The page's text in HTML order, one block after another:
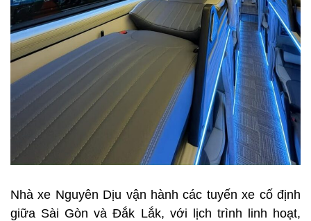
Nhà xe Nguyên Dịu vận hành các tuyến xe cố định
giữa Sài Gòn và Đắk Lắk, với lịch trình linh hoạt,